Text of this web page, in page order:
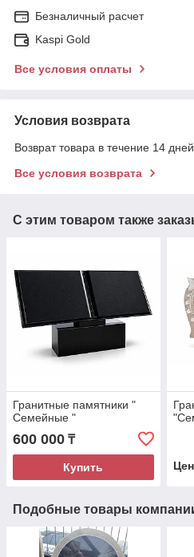
Безналичный расчет
Kaspi Gold
Все условия оплаты
Условия возврата
Возврат товара в течение 14
Все условия возврата
С этим товаром также
Гранитные памятники "
Семейные "
600 000 ₸
Купить
Подобные товары